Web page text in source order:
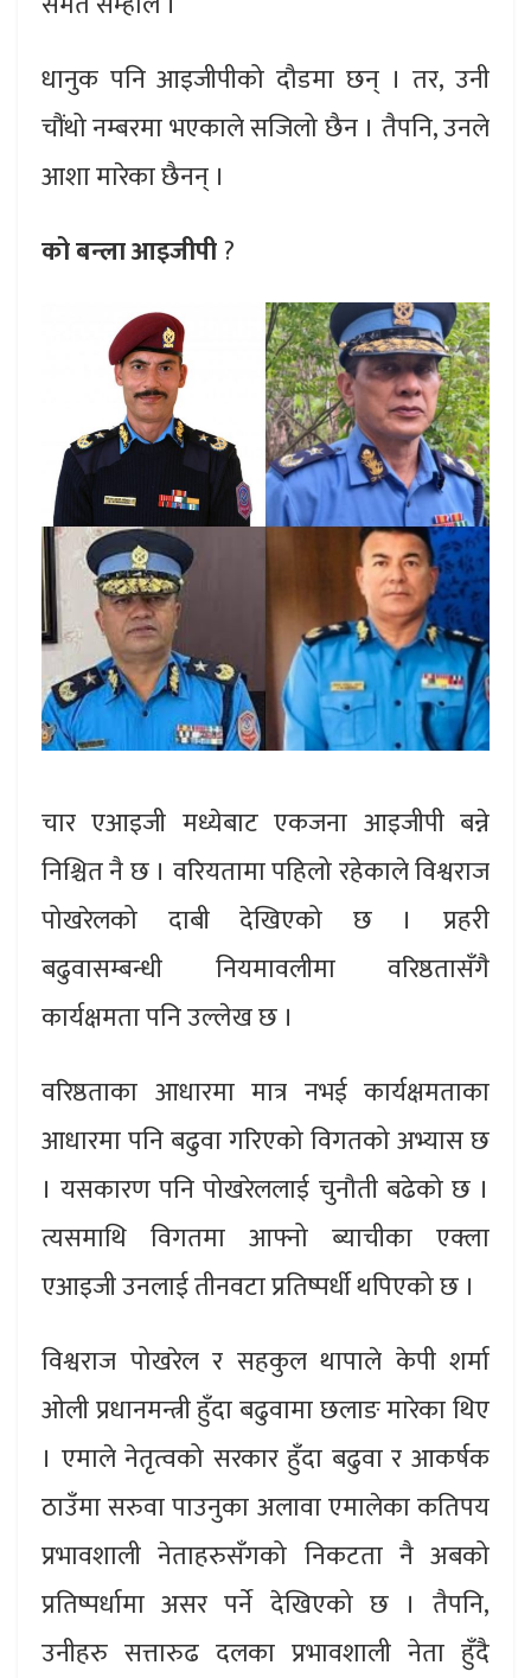
धानुक पनि आइजीपीको दौडमा छन् । तर, उनी
चौंथो नम्बरमा भएकाले सजिलो छैन । तैपनि, उनले
आशा मारेका छैनन् ।
को बन्ला आइजीपी?
चार एआइजी मध्येबाट एकजना आइजीपी बन्ने
निश्चित नै छ । वरियतामा पहिलो रहेकाले विश्वराज
पोखरेलको दाबी देखिएको छ । प्रहरी
बढुवासम्बन्धी नियमावलीमा वरिष्ठतासँगै
कार्यक्षमता पनि उल्लेख छ ।
वरिष्ठताका आधारमा मात्र नभई कार्यक्षमताका
आधारमा पनि बढुवा गरिएको विगतको अभ्यास छ
। यसकारण पनि पोखरेललाई चुनौती बढेको छ ।
त्यसमाथि विगतमा आफ्नो ब्याचीका एक्ला
एआइजी उनलाई तीनवटा प्रतिष्पर्धी थपिएको छ ।
विश्वराज पोखरेल र सहकुल थापाले केपी शर्मा
ओली प्रधानमन्त्री हुँदा बढुवामा छलाङ मारेका थिए
। एमाले नेतृत्वको सरकार हुँदा बढुवा र आकर्षक
ठाउँमा सरुवा पाउनुका अलावा एमालेका कतिपय
प्रभावशाली नेताहरुसँगको निकटता नै अबको
प्रतिष्पर्धामा असर पर्ने देखिएको छ । तैपनि,
उनीहरु सत्तारुढ दलका प्रभावशाली नेता हुँदै